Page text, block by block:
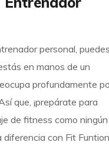
personal, puedes
en manos de un
profundamente
que, ¡prepárate para
de fitness como ningún
con Fit